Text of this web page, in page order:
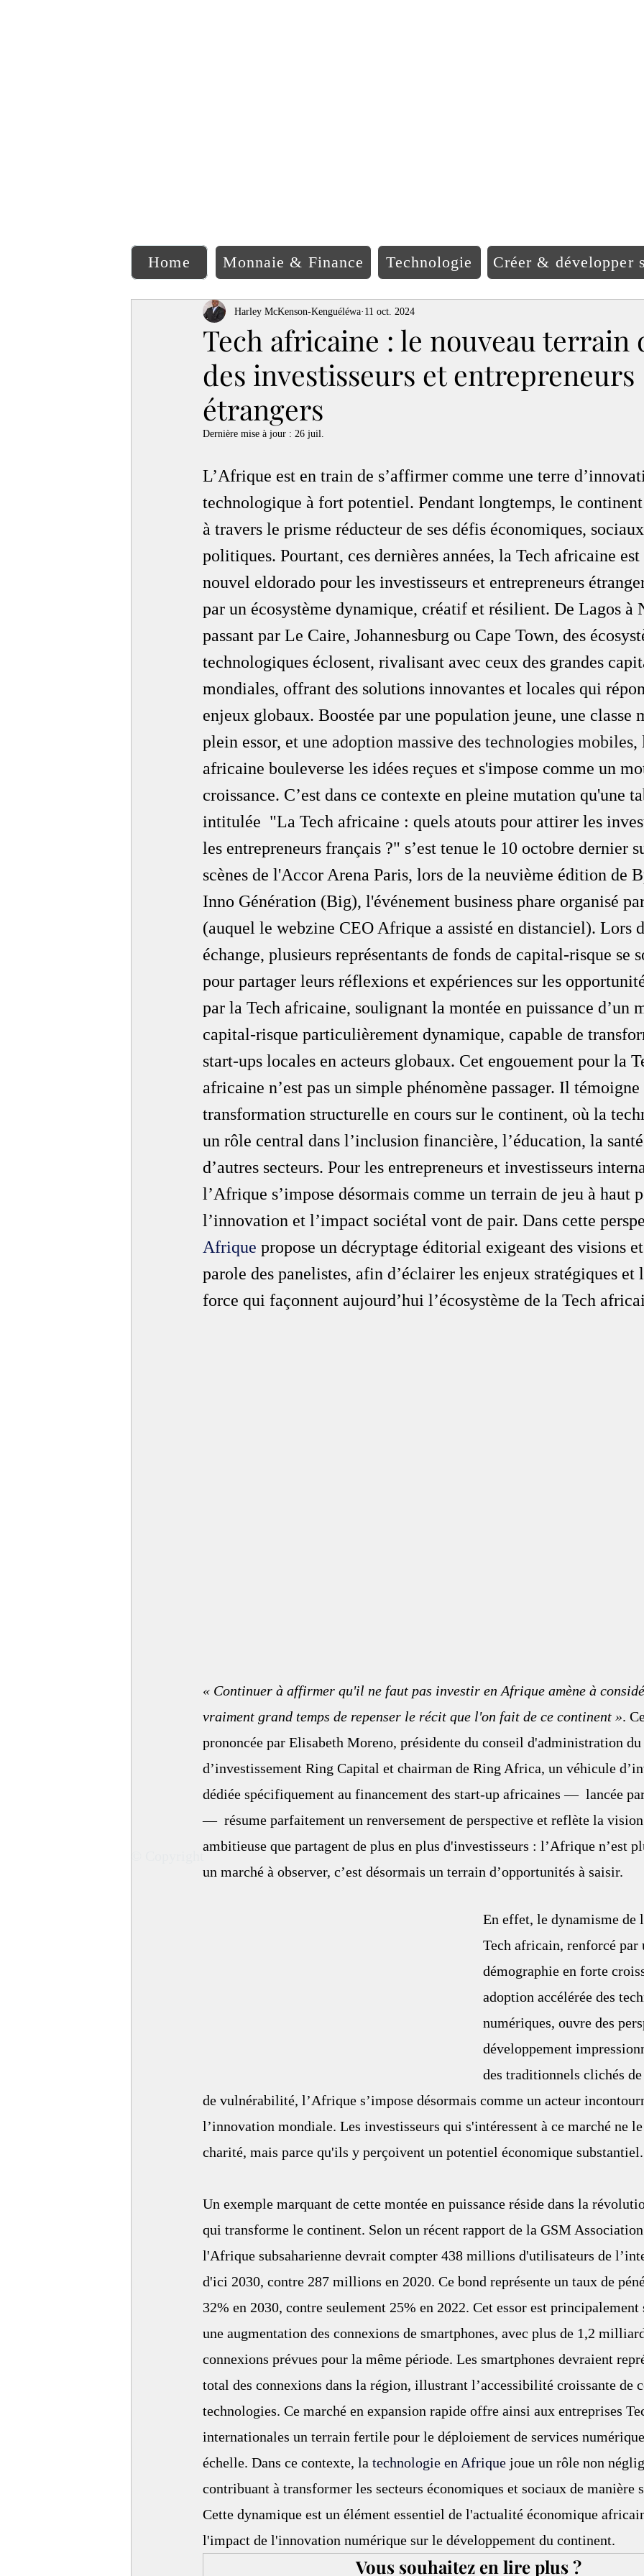
Home Monnaie & Finance Technologie Créer & développer
Tech africaine : le nouveau terrain
des investisseurs et entrepreneurs
étrangers
Harley McKenson-Kenguéléwa 11 oct. 2024
Dernière mise à jour : 26 juil.
L’Afrique est en train de s’affirmer comme une terre
technologique à fort potentiel. Pendant longtemps, le
à travers le prisme réducteur de ses défis économiques,
politiques. Pourtant, ces dernières années, la Tech africaine
nouvel eldorado pour les investisseurs et entrepreneurs
par un écosystème dynamique, créatif et résilient. De Lagos à
passant par Le Caire, Johannesburg ou Cape Town, des
technologiques éclosent, rivalisant avec ceux des grandes
mondiales, offrant des solutions innovantes et locales qui
enjeux globaux. Boostée par une population jeune, une classe
plein essor, et une adoption massive des technologies mobiles,
africaine bouleverse les idées reçues et s'impose comme un
croissance. C’est dans ce contexte en pleine mutation qu'une
intitulée  "La Tech africaine : quels atouts pour attirer les
les entrepreneurs français ?" s’est tenue le 10 octobre dernier
scènes de l'Accor Arena Paris, lors de la neuvième édition de
Inno Génération (Big), l'événement business phare organisé
(auquel le webzine CEO Afrique a assisté en distanciel). Lors
échange, plusieurs représentants de fonds de capital-risque se
pour partager leurs réflexions et expériences sur les
par la Tech africaine, soulignant la montée en puissance d’un
capital-risque particulièrement dynamique, capable de
start-ups locales en acteurs globaux. Cet engouement pour la
africaine n’est pas un simple phénomène passager. Il
transformation structurelle en cours sur le continent, où la
un rôle central dans l’inclusion financière, l’éducation, la
d’autres secteurs. Pour les entrepreneurs et investisseurs
l’Afrique s’impose désormais comme un terrain de jeu à haut
l’innovation et l’impact sociétal vont de pair. Dans cette
Afrique propose un décryptage éditorial exigeant des visions
parole des panelistes, afin d’éclairer les enjeux stratégiques et
force qui façonnent aujourd’hui l’écosystème de la Tech
« Continuer à affirmer qu'il ne faut pas investir en Afrique amène à
vraiment grand temps de repenser le récit que l'on fait de ce continent ».
prononcée par Elisabeth Moreno, présidente du conseil d'administration
d’investissement Ring Capital et chairman de Ring Africa, un véhicule
dédiée spécifiquement au financement des start-up africaines —  lancée
—  résume parfaitement un renversement de perspective et reflète la
ambitieuse que partagent de plus en plus d'investisseurs : l’Afrique n’est
un marché à observer, c’est désormais un terrain d’opportunités à saisir.
En effet, le dynamisme de
Tech africain, renforcé par
démographie en forte
adoption accélérée des
numériques, ouvre des
développement
des traditionnels clichés
de vulnérabilité, l’Afrique s’impose désormais comme un acteur
l’innovation mondiale. Les investisseurs qui s'intéressent à ce marché ne
charité, mais parce qu'ils y perçoivent un potentiel économique substantiel.
Un exemple marquant de cette montée en puissance réside dans la
qui transforme le continent. Selon un récent rapport de la GSM
l'Afrique subsaharienne devrait compter 438 millions d'utilisateurs de
d'ici 2030, contre 287 millions en 2020. Ce bond représente un taux de
32% en 2030, contre seulement 25% en 2022. Cet essor est
une augmentation des connexions de smartphones, avec plus de 1,2
connexions prévues pour la même période. Les smartphones devraient
total des connexions dans la région, illustrant l’accessibilité croissante de
technologies. Ce marché en expansion rapide offre ainsi aux entreprises
internationales un terrain fertile pour le déploiement de services
échelle. Dans ce contexte, la technologie en Afrique joue un rôle non
contribuant à transformer les secteurs économiques et sociaux de
Cette dynamique est un élément essentiel de l'actualité économique
l'impact de l'innovation numérique sur le développement du continent.
Vous souhaitez en lire plus ?
© Copyright